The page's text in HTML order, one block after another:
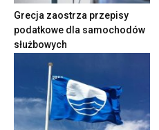
Grecja zaostrza przepisy
podatkowe dla samochodów
służbowych